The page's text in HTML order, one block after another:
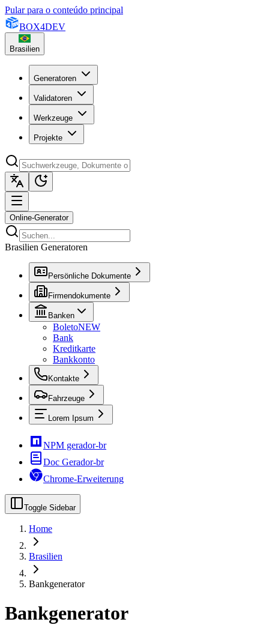
Pular para o conteúdo principal
BOX4DEV
Brasilien
Generatoren
Validatoren
Werkzeuge
Projekte
Online-Generator
Brasilien Generatoren
Persönliche Dokumente
Firmendokumente
Banken
BoletoNEW
Bank
Kreditkarte
Bankkonto
Kontakte
Fahrzeuge
Lorem Ipsum
NPM gerador-br
Doc Gerador-br
Chrome-Erweiterung
Toggle Sidebar
Home
Brasilien
Bankgenerator
Bankgenerator